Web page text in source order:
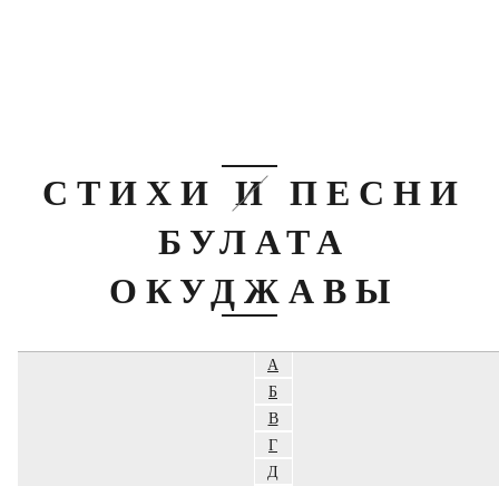
СТИХИ И ПЕСНИ
БУЛАТА
ОКУДЖАВЫ
А
Б
В
Г
Д